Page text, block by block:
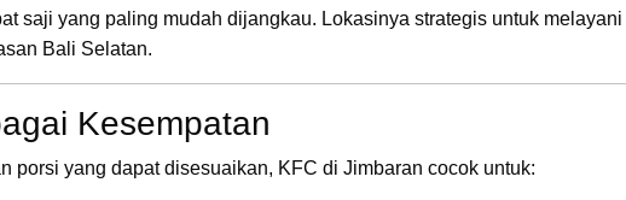
saji yang paling mudah dijangkau. Lokasinya strategis untuk melayani
Bali Selatan.
Kesempatan
porsi yang dapat disesuaikan, KFC di Jimbaran cocok untuk: